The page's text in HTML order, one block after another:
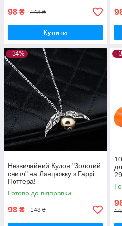
98 ₴ 148 ₴
Купити
–34%
Незвичайний Кулон "Золотий
снитч" на Ланцюжку з Гаррі
Поттера!
Готово до відправки
98 ₴ 148 ₴